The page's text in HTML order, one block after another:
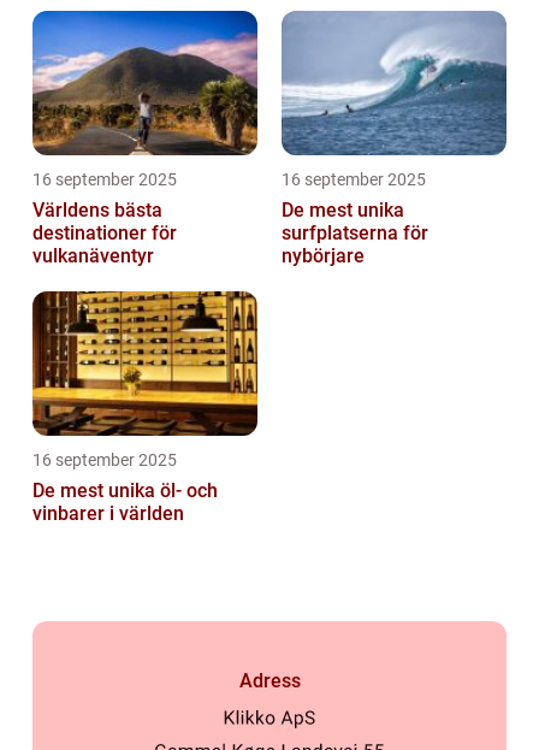
16 september 2025
Världens bästa
destinationer för
vulkanäventyr
16 september 2025
De mest unika
surfplatserna för
nybörjare
16 september 2025
De mest unika öl- och
vinbarer i världen
Adress